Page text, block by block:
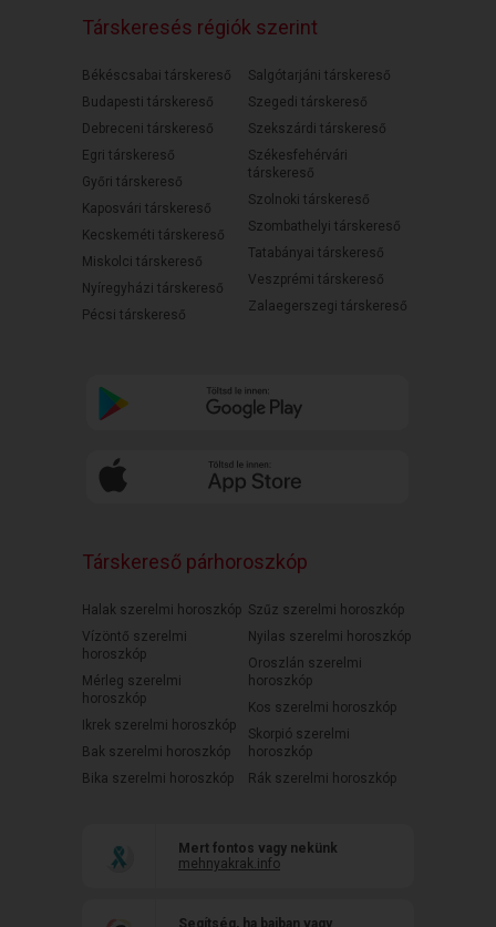
Társkeresés régiók szerint
Békéscsabai társkereső
Budapesti társkereső
Debreceni társkereső
Egri társkereső
Győri társkereső
Kaposvári társkereső
Kecskeméti társkereső
Miskolci társkereső
Nyíregyházi társkereső
Pécsi társkereső
Salgótarjáni társkereső
Szegedi társkereső
Szekszárdi társkereső
Székesfehérvári
társkereső
Szolnoki társkereső
Szombathelyi társkereső
Tatabányai társkereső
Veszprémi társkereső
Zalaegerszegi társkereső
Társkereső párhoroszkóp
Halak szerelmi horoszkóp
Vízöntő szerelmi
horoszkóp
Mérleg szerelmi
horoszkóp
Ikrek szerelmi horoszkóp
Bak szerelmi horoszkóp
Bika szerelmi horoszkóp
Szűz szerelmi horoszkóp
Nyilas szerelmi horoszkóp
Oroszlán szerelmi
horoszkóp
Kos szerelmi horoszkóp
Skorpió szerelmi
horoszkóp
Rák szerelmi horoszkóp
Mert fontos vagy nekünk
mehnyakrak.info